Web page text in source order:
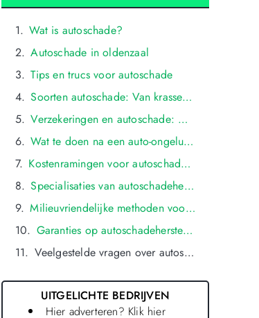
Wat is autoschade?
Autoschade in oldenzaal
Tips en trucs voor autoschade
Soorten autoschade: Van krassen tot deuken en ernstigere schade in oldenzaal
Verzekeringen en autoschade: Hoe wordt autoschade gedekt in oldenzaal?
Wat te doen na een auto-ongeluk in oldenzaal: Stappen voor het omgaan met autoschade
Kostenramingen voor autoschadeherstel in oldenzaal: Wat beïnvloedt de prijs?
Specialisaties van autoschadeherstelbedrijven in oldenzaal, zoals uitdeuken zonder spuiten of spotrepair
Milieuvriendelijke methoden voor autoschadeherstel in oldenzaal
Garanties op autoschadeherstelwerkzaamheden in oldenzaal: Wat kunt u verwachten?
Veelgestelde vragen over autoschade in oldenzaal
UITGELICHTE BEDRIJVEN
Hier adverteren? Klik hier